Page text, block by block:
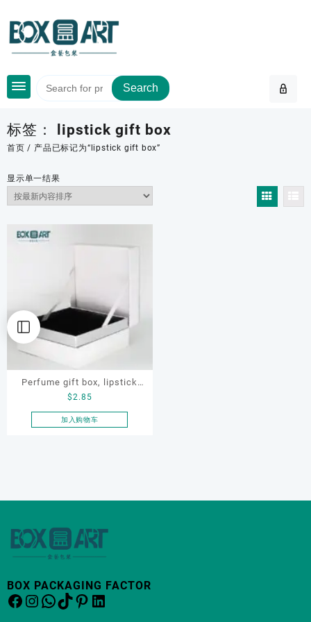
content
Search
标签： lipstick gift box
首页 / 产品已标记为“lipstick gift box”
显示单一结果
Perfume gift box, lipstick
gift box, cosmetics gift box
$2.85
加入购物车
BOX PACKAGING FACTOR
Facebook
Instagram
WhatsApp
TikTok
Pinterest
LinkedIn